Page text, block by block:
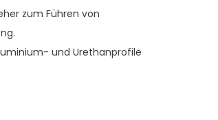
zum Führen von
und Urethanprofile